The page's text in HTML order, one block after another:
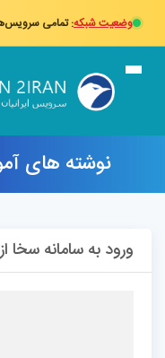
وضعیت شبکه: تمامی سرویس‌ها و
نوشته های
ورود به سامانه سخا از